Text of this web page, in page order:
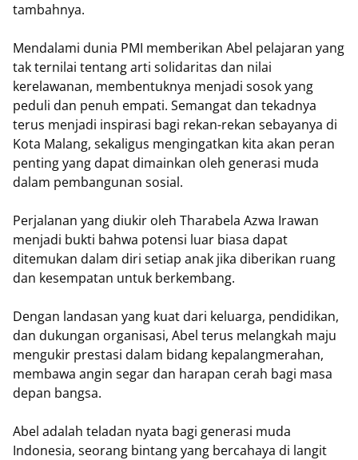
tambahnya.
Mendalami dunia PMI memberikan Abel pelajaran yang
tak ternilai tentang arti solidaritas dan nilai
kerelawanan, membentuknya menjadi sosok yang
peduli dan penuh empati. Semangat dan tekadnya
terus menjadi inspirasi bagi rekan-rekan sebayanya di
Kota Malang, sekaligus mengingatkan kita akan peran
penting yang dapat dimainkan oleh generasi muda
dalam pembangunan sosial.
Perjalanan yang diukir oleh Tharabela Azwa Irawan
menjadi bukti bahwa potensi luar biasa dapat
ditemukan dalam diri setiap anak jika diberikan ruang
dan kesempatan untuk berkembang.
Dengan landasan yang kuat dari keluarga, pendidikan,
dan dukungan organisasi, Abel terus melangkah maju
mengukir prestasi dalam bidang kepalangmerahan,
membawa angin segar dan harapan cerah bagi masa
depan bangsa.
Abel adalah teladan nyata bagi generasi muda
Indonesia, seorang bintang yang bercahaya di langit